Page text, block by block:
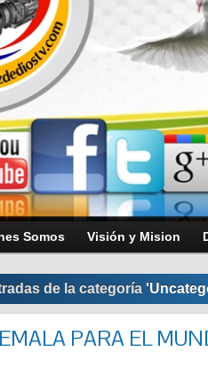
DE DIOS TV
AL MUNDO
Somos Visión y Mision
de la categoría
PARA EL